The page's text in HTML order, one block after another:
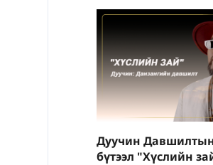
Дуучин
бүтээл "Хүслийн